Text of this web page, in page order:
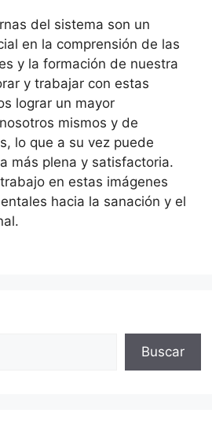
del sistema son un
en la comprensión de las
y la formación de nuestra
y trabajar con estas
lograr un mayor
mismos y de
lo que a su vez puede
más plena y satisfactoria.
en estas imágenes
hacia la sanación y el
Buscar